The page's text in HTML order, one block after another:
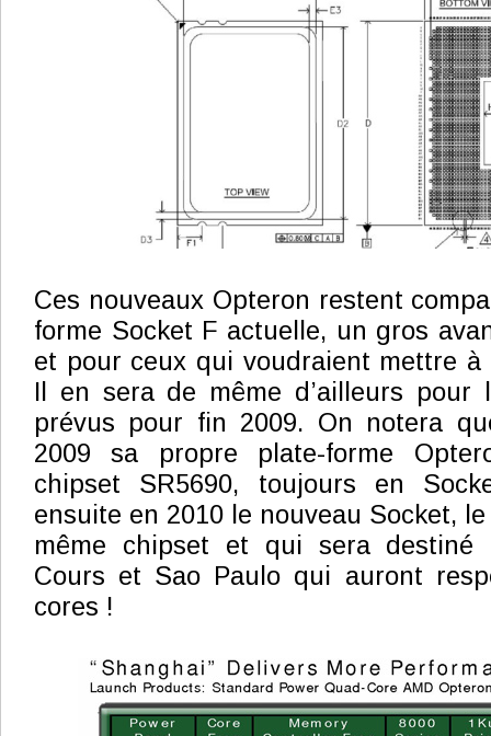
Ces nouveaux Opteron restent
forme Socket F actuelle, un gros
et pour ceux qui voudraient mettre à
Il en sera de même d’ailleurs pour
prévus pour fin 2009. On notera
2009 sa propre plate-forme
chipset SR5690, toujours en
ensuite en 2010 le nouveau Socket,
même chipset et qui sera destiné
Cours et Sao Paulo qui auront
cores !